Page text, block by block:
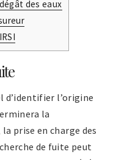
des eaux
d’identifier l’origine
la
prise en charge des
de fuite peut